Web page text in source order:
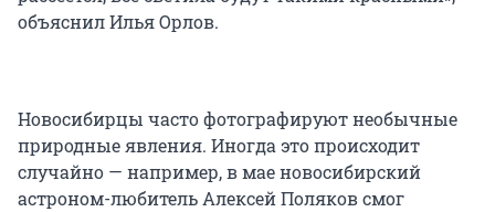
объяснил Илья Орлов.
Новосибирцы часто фотографируют необычные
природные явления. Иногда это происходит
случайно — например, в мае новосибирский
астроном-любитель Алексей Поляков смог